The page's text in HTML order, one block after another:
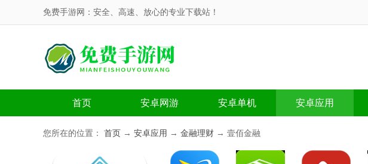
免费手游网：安全、高速、放心的专业下载站！
首页 安卓网游 安卓单机 安卓应用
您所在的位置： 首页 → 安卓应用 → 金融理财 → 壹佰金融